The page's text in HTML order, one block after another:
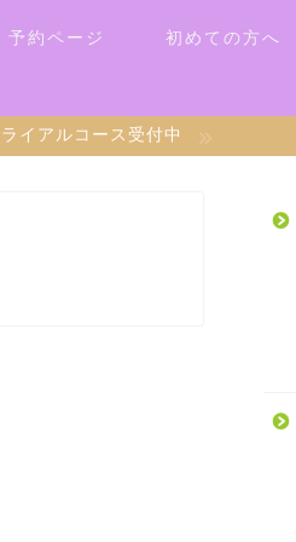
予約ページ 初めての方へ
イアルコース受付中